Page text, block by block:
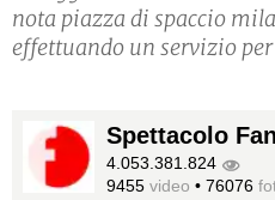
nota piazza di spaccio
effettuando un servizio
Spettacolo
4.053.381.824
9455 video • 76076